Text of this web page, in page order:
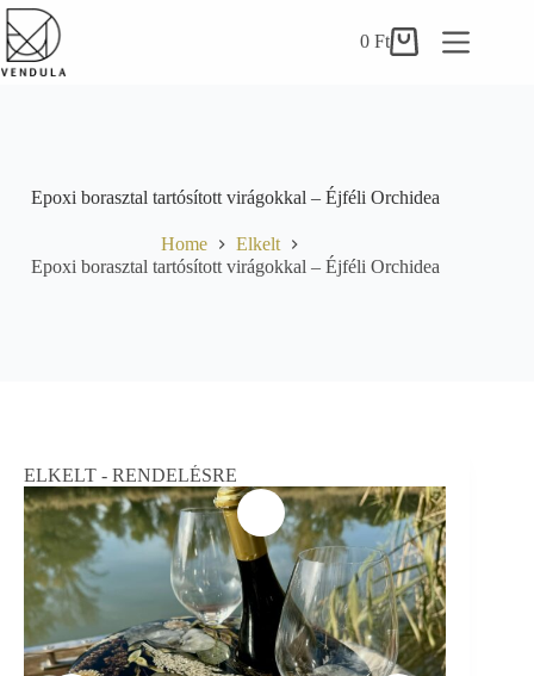
Skip
to
content
Shopping
0Ft
Epoxi borasztal tartósított virágokkal – Éjféli Orchidea
Home
Elkelt
Epoxi borasztal tartósított virágokkal – Éjféli Orchidea
ELKELT - RENDELÉSRE